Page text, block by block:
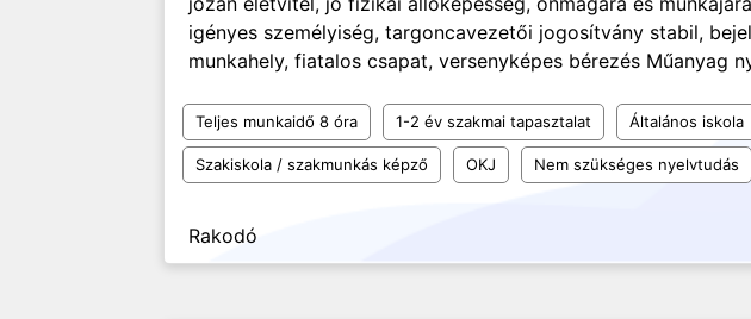
igényes személyiség, targoncavezetői jogosítvány stabil,
munkahely, fiatalos csapat, versenyképes bérezés Műanyag
Teljes munkaidő 8 óra 1-2 év szakmai tapasztalat Általános iskola
Szakiskola / szakmunkás képző OKJ Nem szükséges nyelvtudás
Rakodó